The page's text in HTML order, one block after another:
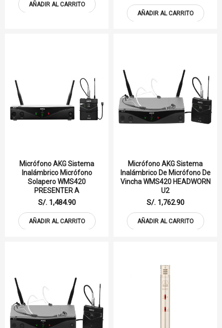
AÑADIR AL CARRITO
AÑADIR AL CARRITO
Micrófono AKG Sistema
Inalámbrico Micrófono
Solapero WMS420
PRESENTER A
S/. 1,484.90
AÑADIR AL CARRITO
Micrófono AKG Sistema
Inalámbrico De Micrófono De
Vincha WMS420 HEADWORN
U2
S/. 1,762.90
AÑADIR AL CARRITO